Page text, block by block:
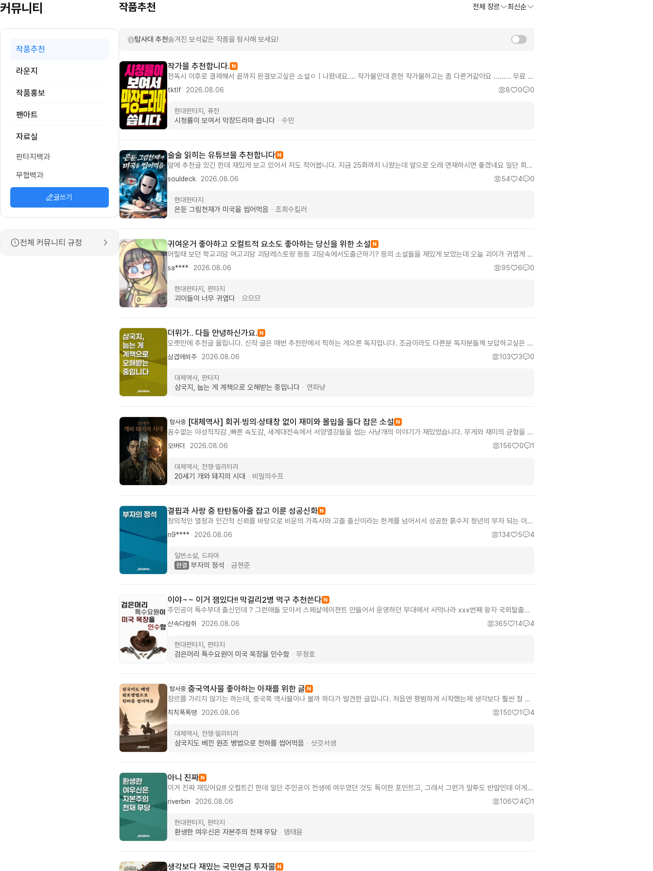
커뮤니티
작품추천
라운지
작품홍보
팬아트
자료실
판타지백과
무협백과
글쓰기
전체 커뮤니티 규정
작품추천 전체 장르 최신순
탐사대 추천숨겨진 보석같은 작품을 탐사해 보세요!
작가물 추천합니다.
전독시 이후로 결제해서 끝까지 완결보고싶은 소설ㅇㅣ나왔내요.... 작가물인대 흔한 작가물하고는 좀 다른거같아요 ......... 무료 화
부터보시다보면 끝까지 정주행하는 자신을볼수있을겁니다..... 글재주가없어서 이만... 꼭 보세요 무료화라도 다보세요....
.............................................................. -----------------------------------------------------------------------
tktlf · 2026.08.06 8 0 0
현대판타지, 퓨전
시청률이 보여서 막장드라마 씁니다 · 수민
술술 읽히는 유튜브물 추천합니다
앞에 추천글 있긴 한데 재밌게 보고 있어서 저도 적어봅니다. 지금 25화까지 나왔는데 앞으로 오래 연재하시면 좋겠네요 일단 회귀
빙의물인데 기존이랑 좀 다릅니다. 그부분에선 호불호가 있는듯 합니다. 보통 빙의하면 회귀지식으로 먼치킨물로 가는데 이 작품은
빙의하자마자 여동생한테 들킵니다 저는 이게 오히려 신선해서 좋았습니다 여동생이랑 티키타카 하는 것도 재밌어요 줄거리는 대
빙의한 인물이 그림천재고, 그림을 그려서 성공하는게 아니라 그림을 유튜브에 올려서 유튜버로 성공합니다 그래서 미술 소설은 아
니고, 방송물이나 유튜브물에 가깝습니다 그리고 이게 유튜브 초창기 얘기를 다루다보니 실제 사건들 모티브로 하는것도 있는거 같
다른 조연들과의 캐미도 괜찮아요 개그캐도 있고, 전체적으로 무겁지 않습니다 유튜브가 미국에서 먼저 터져서 한국으로 넘어오는
것도 좋았어요/그래서 미국이랑 한국 반응 비교해서 보는 재미도 있고, 의도하신듯 한데 국뽕도 살짝 살짝 느껴지게 합니다 필력도
souldeck · 2026.08.06 54 4 0
현대판타지
은둔 그림천재가 미국을 씹어먹음 · 조회수킬러
귀여운거 좋아하고 오컬트적 요소도 좋아하는 당신을 위한 소설
어릴때 보던 학교괴담 여고괴담 괴담레스토랑 등등 괴담속에서도출근하기? 등의 소설들을 재밌게 보았는데 오늘 괴이가 귀엽게 변
해지는 깜찍한 소설을 만나서 집도착하기전에 후딱 읽고 추천들도 작성합니다 삽화가 귀여워서 유료로 볼테니 빨리다음화를 주셨
으면 하구요. 삽화를 보려고 다음화를 누르게 되는것 같기도 합니다. 보통 괴담 괴이는 무당이나 영능력으로 퇴마 (물리적)퇴치 등
서 나중에는 힐링소설중 하나가 되지않을까 싶습니다 다음화는 언제 볼 수 있을까 싶어서 추천글을 작성했어요
sa**** · 2026.08.06 95 6 0
현대판타지, 판타지
괴이들이 너무 귀엽다 · 으므므
더위가.. 다들 안녕하신가요.
오랫만에 추천글 올립니다. 신작 글은 매번 추천란에서 픽하는 게으른 독자입니다. 조금이라도 다른분 독자분들께 보답하고싶은 마
음에 추천글 올립니다. 이 글은 무난하다라기보다는 취향을 타는 글인듯합니다. 삼국지가 배경이 되는 글이긴 하지만 삼국지를 빼
더라도 볼만한 글인듯해서 모자란 사람이지만 이렇게 추천글 적습니 다. 다소 호흡이 느린 글입니다. 느긋하게 즐기시면 좋을듯 합
읽고 좋네 정도만 표현 하는 사람이라.. 마지막으로 작가님 연참 좀..
삼겹에쐬주 · 2026.08.06 103 3 0
대체역사, 판타지
삼국지, 눕는 게 계책으로 오해받는 중입니다 · 연파냥
[대체역사] 회귀·빙의·상태창 없이 재미와 몰입을 둘다 잡은 소설
꼼수없는 야성적직감 ,빠른 속도감, 세계대전속에서 서양열강들을 씹는 사냥개의 이야기가 재밌었습니다. 무게와 재미의 균형을 잘
맞춘 소설입니다. 《20세기 개와 돼지의 시대》는 1차 세계대전이라는 거대한 역사의 소용돌이 속에서 오직 '짐승의 안목'과 '치밀한
두뇌' 하나로 서양 열강을 집어삼키는 주인공 우승태의 사냥기입니다. 이 소설에는 꼼수가 없습니다. 눈에 보이는 총칼의 싸움을 넘
지'로 꿰뚫어 보고, 그들의 목덜미를 조여가는 주인공의 서늘한 야성은 매 회차 찌릿한 카타르시스와 도파민을 선사합니다. 속도감
있는 전개, 철저하게 고증된 군사·보급 트릭, 그리고 다음 화를 안 누를 수 없게 만드는 연출력까지! 장르적 쾌감을 원하시는 대체역
오버더 · 2026.08.06 156 0 1
대체역사, 전쟁·밀리터리
20세기 개와 돼지의 시대 · 비밀의수프
결핍과 사랑 중 탄탄동아줄 잡고 이룬 성공신화
창의적인 열정과 인간적 신뢰를 바탕으로 비운의 가족사와 고졸 출신이라는 한계를 넘어서서 성공한 흙수저 청년의 부자 되는 이야
기! 그위에 가족보다 더 따뜻한 이웃들과의 연대가 소설을 관통하는 정서다. 일인 가정이 늘어가는 요즘 삼대가 자기 삶을 모두 잘
꾸려가며 조화롭게 살아가는 귀한 이야기이며 소외되고 힘든 사람들을 배려하는 사업 구상으로 선한 기업의 방향성을 보여준다. 참
따뜻하다! 작가의 지혜와 연륜 그리고 바른 마음이 느껴져 글을 읽는 내내 훈훈하고 정답게 느껴졌다. 읽으면 편안하고 행복해지는
착한 소설 감사하다. 연작으로 지친 작가님... 그래도 다음 글이 기다려지네요!
n9**** · 2026.08.06 134 5 4
일반소설, 드라마
부자의 정석 · 금현준
이야~~ 이거 잼있다!! 막걸리2병 먹구 추천쓴다
주인공이 특수부대 출신인데 ? 그런애들 모아서 스페샬에이젼트 만들어서 운영하던 부대에서 사막나라 xxx번째 왕자 국외탈출시
키라는 임무를 받고 작전시작했는데 이 나이먹은 왕자가 일가족을 다 델꼬 왓어. 그래도 책임감은 있는놈인기라. 근데 본부에선 왕
자를 국경에서 왕자를 죽이라 하는데? 그래도 가족을 델꼬왓는데? 하필 쪼메난 딸래미 공주다 참 해맑아? 그래서 주인공이 ...
린데 여기까지가?? 프롤로그? 백그라운드? 여튼 뭐 그래. 그래서 은퇴하고 시카고 기준으로 서남쪽에서 은퇴자들 제2의 인생 으로
목장을 알아보고 목장 매입하고 인디안 + 쓰다남은 폐광에서 이세계로 가서 벌어지는 재미난 일상을 이야기를 써놯네. 중간중간 빼
막걸리 좋네.. 새벽에 일어나서 장보고 첫끼로 돼지 앞다리살을 소금,후추+마늘,양파로 볶아서 안주로 해서 먹었는데 배부르다 다
들 악플은 달지말고 잼난 하루 보내라. 활자중독자들아 잼난 글 많이 읽고 굿바이 지금 460명보고 있네
산속다람쥐 · 2026.08.06 365 14 4
현대판타지, 판타지
검은머리 특수요원이 미국 목장을 인수함 · 무정호
중국역사물 좋아하는 아재를 위한 글
장르를 가리지 않기는 하는데, 중국쪽 역사물이나 볼까 하다가 발견한 글입니다. 처음엔 평범하게 시작했는제 생각보다 훨씬 잘 읽
히네요. 주인공이 정말 밑바닥에서 시작하는데, 거기서 미친 척하고 죽은 척까지 해가며 빠져나오는 과정이 꽤 긴장감 있었습니다.
힘으로 밀어붙이는 게 아니라 상대 성격이나 체면을 이용해서 한 수씩 먹이는 게 재밌고, 대사 주고받는 맛도 좋아요. 들킬 듯 말 듯
선택을 하는지 바로 이해돼서 편하게 읽힙니다. 설정이 좀 무거워서 아재들을 위한 글 같긴 한데, 전개는 빠르고 답답하지 않아서
일단 더 따라가 보려고요.
칙칙폭폭땡 · 2026.08.06 150 1 4
대체역사, 전쟁·밀리터리
삼국지도 베낀 원조 병법으로 천하를 씹어먹음 · 삿갓서생
아니 진짜
이거 진짜 재밌어요!!! 오컬트긴 한데 일단 주인공이 전생에 여우였던 것도 특이한 포인트고, 그래서 그런가 말투도 반말인데 이게
하나도 밉지가 않아요! 애초에 나이로 따져도 주인공이 존댓말 할 사람이 잘 없기도 하고(전생 합쳐서, 여우일 때도 오래 살았음 약
간 신수? 신령 이런 느낌) 여우 식성이 남아있는 게 볼 때마다 피식 피식하고 주변 가족이(주인공 부모님 없음 대신 주인공을 엄청
소드 중에 유물?문화재 이런 거 엮어서 이야기 나오는 것도 재밌어요(만파식적 같은 거) 암튼 한버 보세요!!! 진짜 재미있는데 그런
거 치고 조회수라고 해야 하나 그거 안 나와서 처음으로 추천 글 쓰는 거!!!
riverbin · 2026.08.06 106 4 1
현대판타지, 판타지
환생한 여우신은 자본주의 천재 무당 · 염태윤
생각보다 재밌는 국민연금 투자물